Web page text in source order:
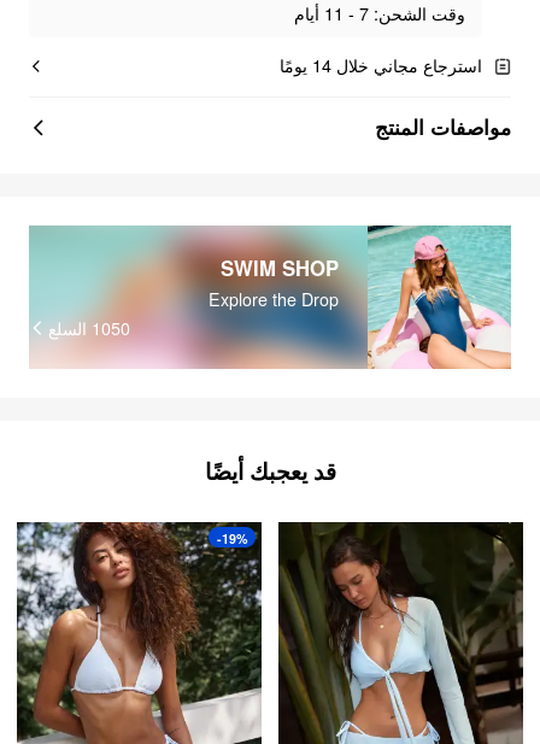
وقت الشحن: 7 - 11 أيام
استرجاع مجاني خلال 14 يومًا
مواصفات المنتج
SWIM SHOP
Explore the Drop
1050 السلع
قد يعجبك أيضًا
-19%